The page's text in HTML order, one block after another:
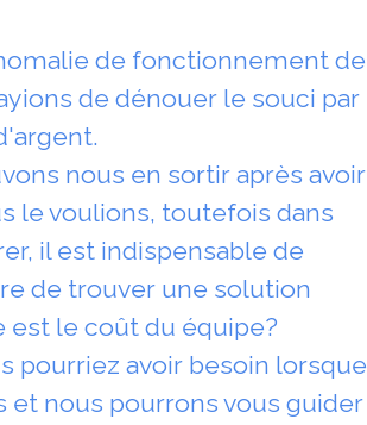
de fonctionnement de
de dénouer le souci par
nous en sortir après avoir
le voulions, toutefois dans
il est indispensable de
de trouver une solution
est le coût du équipe?
pourriez avoir besoin lorsque
nous pourrons vous guider